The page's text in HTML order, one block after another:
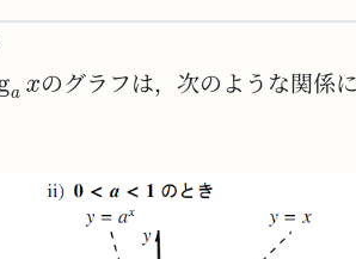
のグラフは，次のような関係